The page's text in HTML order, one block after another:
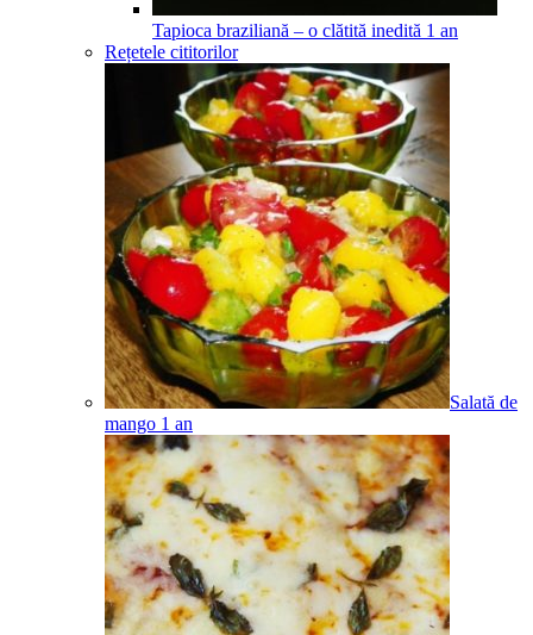
Tapioca braziliană – o clătită inedită 1 an
Rețetele cititorilor
Salată de
mango 1 an